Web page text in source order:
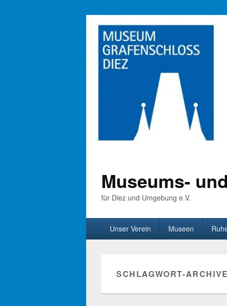
Museums-
für Diez und Umgebung e.V.
Unser Verein Museen
SCHLAGWORT-